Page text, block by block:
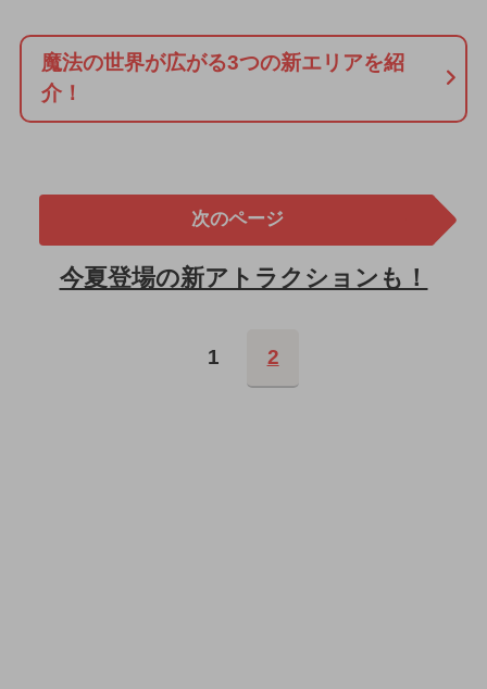
魔法の世界が広がる3つの新エリアを紹
介！
次のページ
今夏登場の新アトラクションも！
1 2